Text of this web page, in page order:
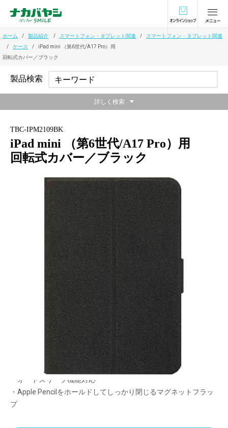
オンラインショ
ホーム 製品紹介 スマートフォン・タブレット関連
スマートフォン・タブレット関連
ケース
iPad mini （第6世代/A17 Pro）用
回転式カバー／ブラック
TBC-IPM2109BK
iPad mini （第6世代/A17 Pro）用
回転式カバー／ブラック
360°回転式ハードケース付きで
縦にも横にも使える
メーカー希望小売価格：
+ 税
・丈夫なポリカーボネート製回転式ハードケース付き
・装着したままApple Pencilの充電が可能
・外装にファブリック調のPU素材を採用し汚れにつよい
・内装は滑りにくい素材を採用し持ちやすさUP!
・縦にも横にも使えるスタンド機能付き
・オートスリープ機能対応
・Apple Pencilをホールドしてしっかり閉じるマグネットフラッ
プ
製品検索
詳しく検索